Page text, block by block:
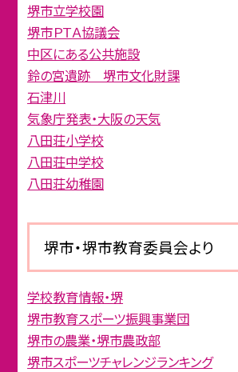
堺市立学校園
堺市ＰＴＡ協議会
中区にある公共施設
鈴の宮遺跡 堺市文化財課
石津川
気象庁発表・大阪の天気
八田荘小学校
八田荘中学校
八田荘幼稚園
堺市・堺市教育委員会より
学校教育情報・堺
堺市教育スポーツ振興事業団
堺市の農業・堺市農政部
堺市スポーツチャレンジランキング